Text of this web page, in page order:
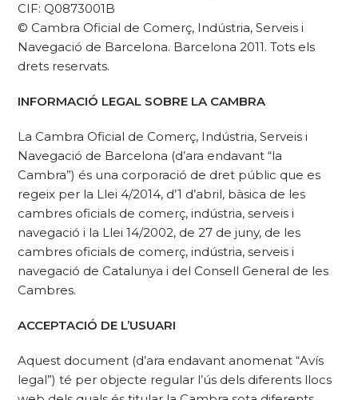
CIF: Q0873001B
© Cambra Oficial de Comerç, Indústria, Serveis i
Navegació de Barcelona. Barcelona 2011. Tots els
drets reservats.
INFORMACIÓ LEGAL SOBRE LA CAMBRA
La Cambra Oficial de Comerç, Indústria, Serveis i
Navegació de Barcelona (d’ara endavant “la
Cambra”) és una corporació de dret públic que es
regeix per la Llei 4/2014, d’1 d’abril, bàsica de les
cambres oficials de comerç, indústria, serveis i
navegació i la Llei 14/2002, de 27 de juny, de les
cambres oficials de comerç, indústria, serveis i
navegació de Catalunya i del Consell General de les
Cambres.
ACCEPTACIÓ DE L’USUARI
Aquest document (d’ara endavant anomenat “Avís
legal”) té per objecte regular l’ús dels diferents llocs